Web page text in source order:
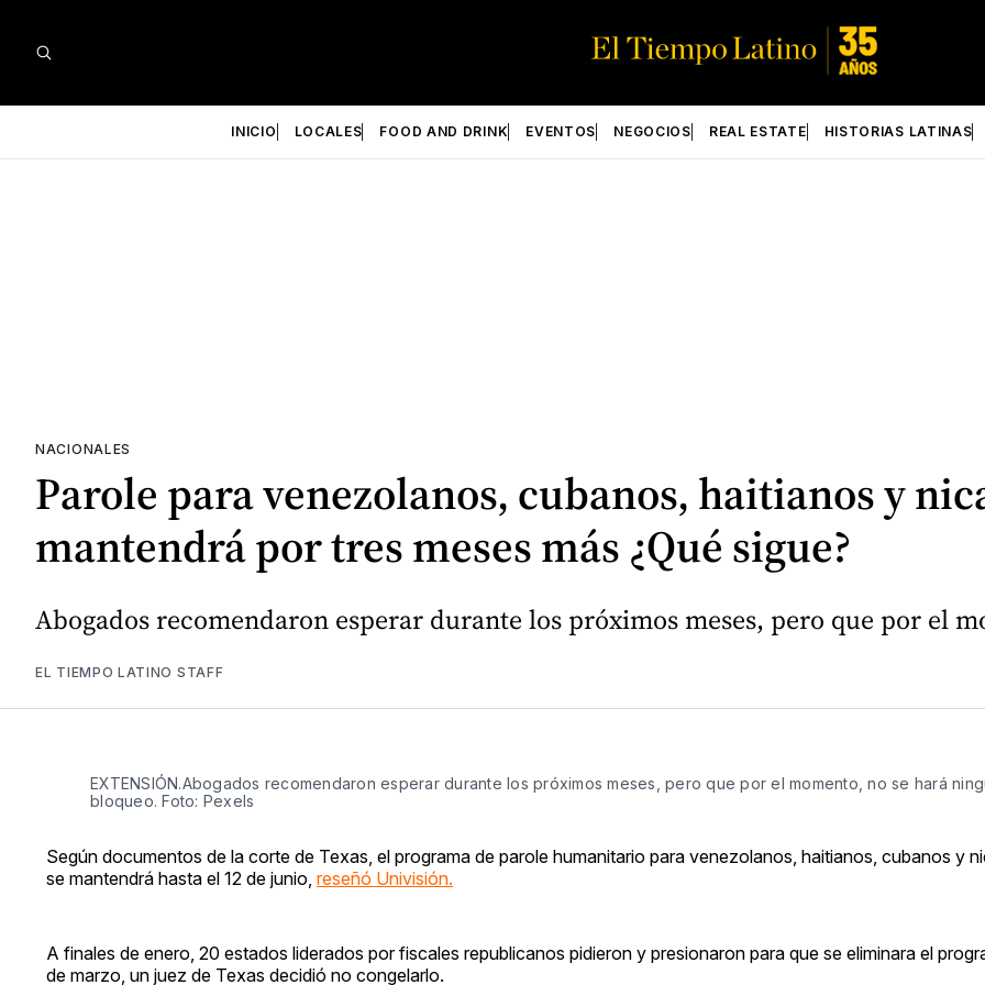
INICIO LOCALES FOOD AND DRINK EVENTOS NEGOCIOS REAL ESTATE HISTORIAS LATINAS
NACIONALES
Parole para venezolanos, cubanos, haitianos y
mantendrá por tres meses más ¿Qué sigue?
Abogados recomendaron esperar durante los próximos meses, pero que por el
EL TIEMPO LATINO STAFF
EXTENSIÓN.Abogados recomendaron esperar durante los próximos meses, pero que por el momento, no se hará
bloqueo. Foto: Pexels
Según documentos de la corte de Texas, el programa de parole humanitario para venezolanos, haitianos, cubanos y
se mantendrá hasta el 12 de junio, reseñó Univisión.
A finales de enero, 20 estados liderados por fiscales republicanos pidieron y presionaron para que se eliminara el
de marzo, un juez de Texas decidió no congelarlo.